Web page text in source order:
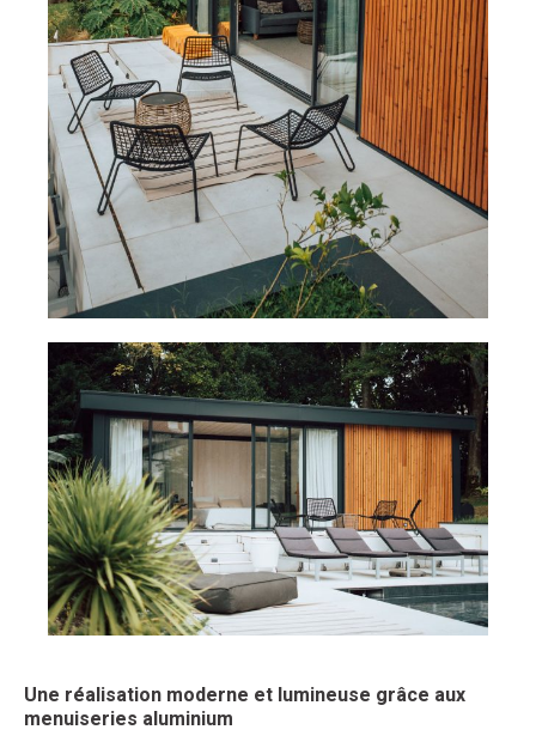
Une réalisation moderne et lumineuse grâce aux
menuiseries aluminium